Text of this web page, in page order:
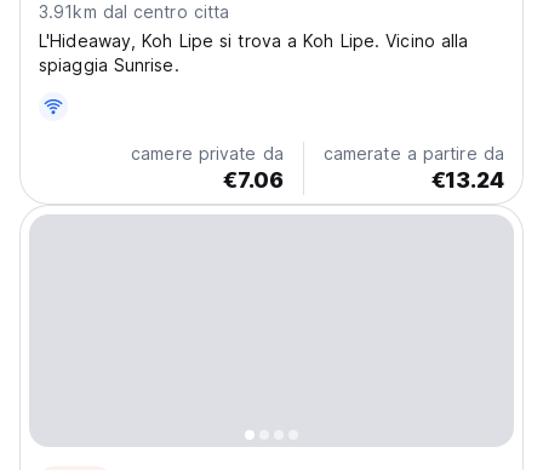
3.91km dal centro citta
L'Hideaway, Koh Lipe si trova a Koh Lipe. Vicino alla
spiaggia Sunrise.
camere private da
€7.06
camerate a partire da
€13.24